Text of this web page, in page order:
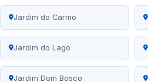
Jardim do Carmo
Jardim do Lago
Jardim Dom Bosco